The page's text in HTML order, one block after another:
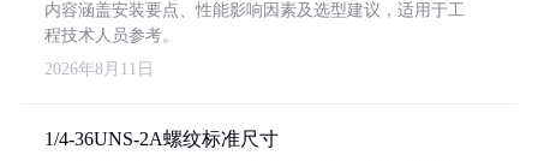
内容涵盖安装要点、性能影响因素及选型建议，适用于工
程技术人员参考。
2026年8月11日
1/4-36UNS-2A螺纹标准尺寸